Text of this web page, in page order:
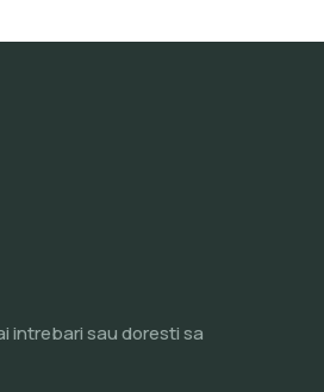
intrebari sau doresti sa